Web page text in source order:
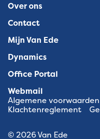
Over ons
Contact
Mijn Van Ede
Dynamics
Office Portal
Webmail
Algemene voorwaarden
Klachtenreglement
© 2026 Van Ede